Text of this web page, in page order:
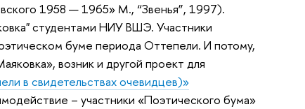
1958 — 1965» М., “Звенья”, 1997).
студентами НИУ ВШЭ. Участники
буме периода Оттепели. И потому,
возник и другой проект для
в свидетельствах очевидцев)»
– участники «Поэтического бума»